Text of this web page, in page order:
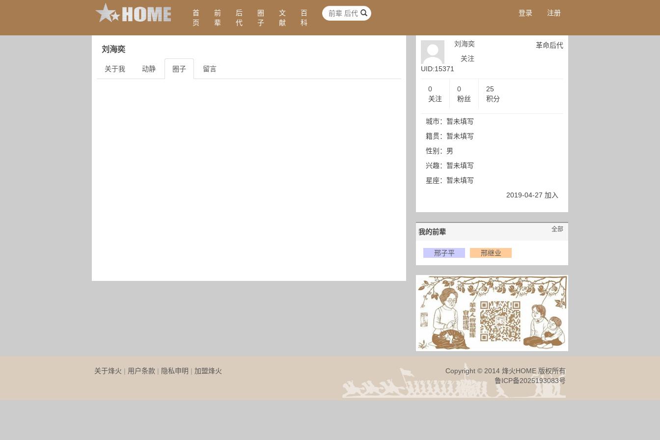
首
页
前
辈
后
代
圈
子
文
献
百
科
登录 注册
刘海奕
关于我 动静 圈子 留言 UID:15371
刘海奕
关注
革命后代
0
关注
0
粉丝
25
积分
城市：暂未填写
籍贯：暂未填写
性别：男
兴趣：暂未填写
星座：暂未填写
2019-04-27 加入
我的前辈 全部
邢子平 邢继业
关于烽火 | 用户条款 | 隐私申明 | 加盟烽火
Copyright © 2014 烽火HOME 版权所有
鲁ICP备2025193083号